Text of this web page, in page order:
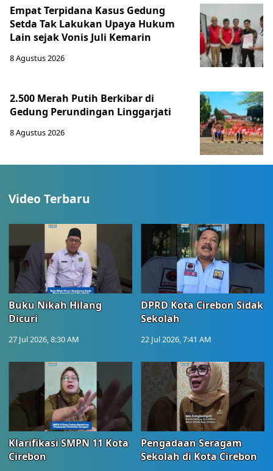
Empat Terpidana Kasus Gedung
Setda Tak Lakukan Upaya Hukum
Lain sejak Vonis Juli Kemarin
8 Agustus 2026
2.500 Merah Putih Berkibar di
Gedung Perundingan Linggarjati
8 Agustus 2026
Video Terbaru
Buku Nikah Hilang
Dicuri
27 Jul 2026, 8:30 AM
DPRD Kota Cirebon Sidak
Sekolah
22 Jul 2026, 7:41 AM
Klarifikasi SMPN 11 Kota
Cirebon
Pengadaan Seragam
Sekolah di Kota Cirebon